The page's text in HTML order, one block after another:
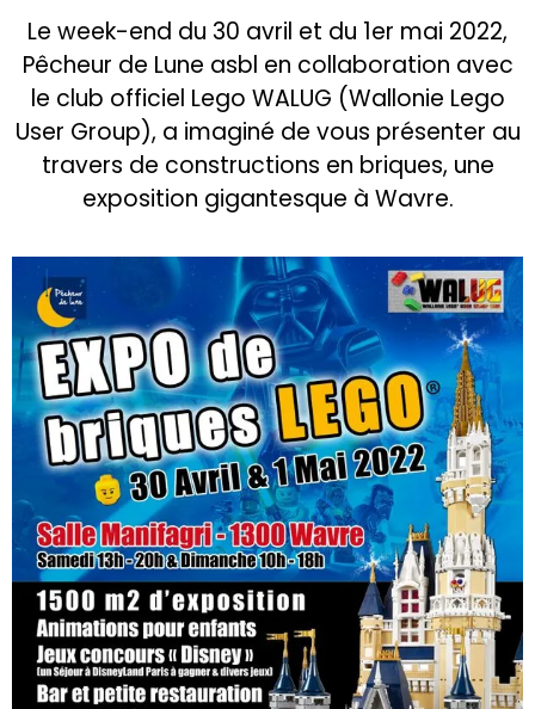
Le week-end du 30 avril et du 1er mai 2022,
Pêcheur de Lune asbl en collaboration avec
le club officiel Lego WALUG (Wallonie Lego
User Group), a imaginé de vous présenter au
travers de constructions en briques, une
exposition gigantesque à Wavre.